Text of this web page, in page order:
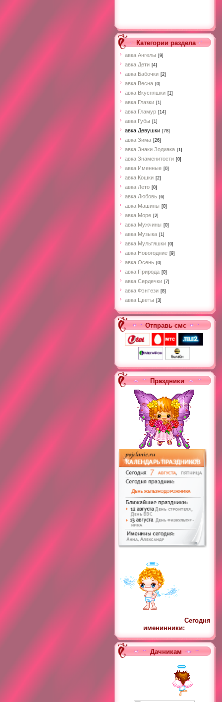
Категории раздела
авка Ангелы [9]
авка Дети [4]
авка Бабочки [2]
авка Весна [0]
авка Вкусняшки [1]
авка Глазки [1]
авка Гламур [14]
авка Губы [1]
авка Девушки [78]
авка Зима [26]
авка Знаки Зодиака [1]
авка Знаменитости [0]
авка Именные [0]
авка Кошки [2]
авка Лето [0]
авка Любовь [6]
авка Машины [0]
авка Море [2]
авка Мужчины [0]
авка Музыка [1]
авка Мультяшки [0]
авка Новогодние [9]
авка Осень [0]
авка Природа [0]
авка Сердечки [7]
авка Фэнтези [8]
авка Цветы [3]
Отправь смс
Праздники
Сегодня
именинники:
Дачникам